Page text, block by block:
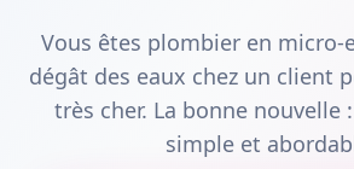
Vous êtes plombier en micro-
dégât des eaux chez un client
très cher. La bonne nouvelle
simple et